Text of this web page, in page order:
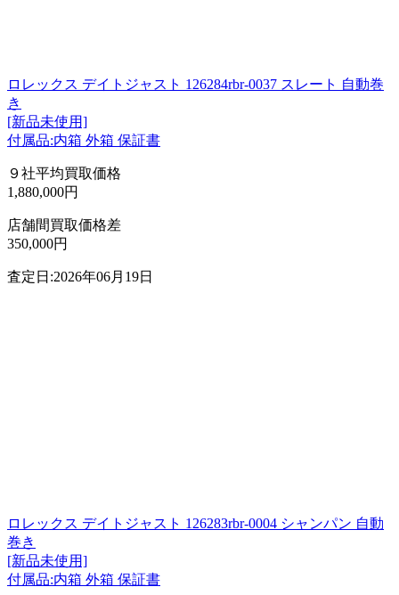
ロレックス デイトジャスト 126284rbr-0037 スレート 自動巻
き
[新品未使用]
付属品:内箱 外箱 保証書
９社平均買取価格
1,880,000円
店舗間買取価格差
350,000円
査定日:2026年06月19日
ロレックス デイトジャスト 126283rbr-0004 シャンパン 自動
巻き
[新品未使用]
付属品:内箱 外箱 保証書